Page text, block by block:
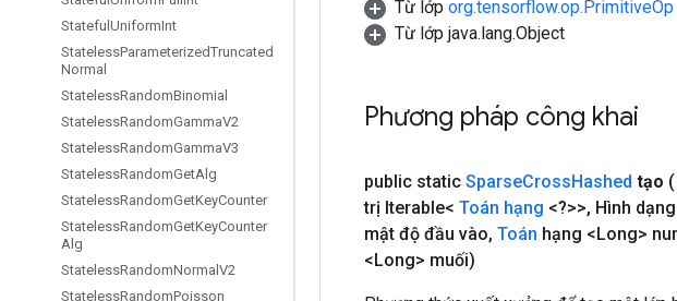
Stateful UniformInt
StatelessParameterizedTruncated
Normal
StatelessRandomBinomial
StatelessRandomGammaV2
StatelessRandomGammaV3
StatelessRandomGetAlg
StatelessRandomGetKeyCounter
StatelessRandomGetKeyCounter
Alg
StatelessRandomNormal V2
StatelessRandomPoisson
Từ lớp org.tensorflow.op.PrimitiveOp
Từ lớp java.lang.Object
Phương pháp công khai
public static SparseCrossHashed tạo
trị Iterable< Toán hạng <?>>, Hình
mật độ đầu vào, Toán hạng <Long>
<Long> muối)